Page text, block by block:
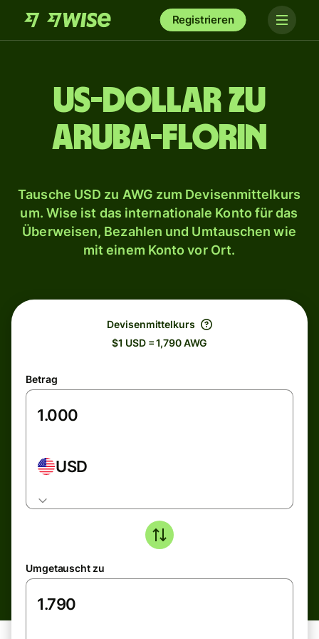
Registrieren
US-Dollar zu
Aruba-Florin
Tausche USD zu AWG zum Devisenmittelkurs
um. Wise ist das internationale Konto für das
Überweisen, Bezahlen und Umtauschen wie
mit einem Konto vor Ort.
Devisenmittelkurs
$1 USD = 1,790 AWG
Betrag
USD
Umgetauscht zu